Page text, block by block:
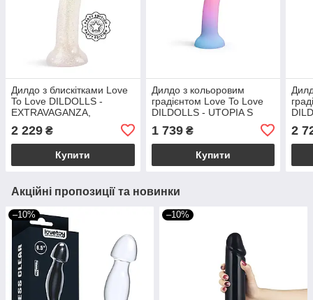
Дилдо з блискітками Love
To Love DILDOLLS -
EXTRAVAGANZA,
2 229 ₴
Купити
Дилдо з кольоровим
градієнтом Love To Love
DILDOLLS - UTOPIA S
1 739₴
Купити
2
Акційні пропозиції та новинки
–10% –10%